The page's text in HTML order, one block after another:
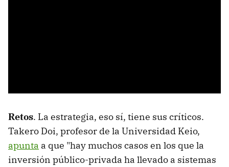
Retos. La estrategia, eso sí, tiene sus críticos.
Takero Doi, profesor de la Universidad Keio,
apunta a que "hay muchos casos en los que la
inversión público-privada ha llevado a sistemas